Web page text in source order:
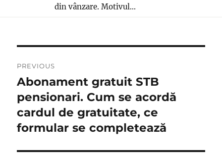
din vânzare. Motivul...
în
articole
PREVIOUS
Previous
post:
Abonament gratuit STB
pensionari. Cum se acordă
cardul de gratuitate, ce
formular se completează